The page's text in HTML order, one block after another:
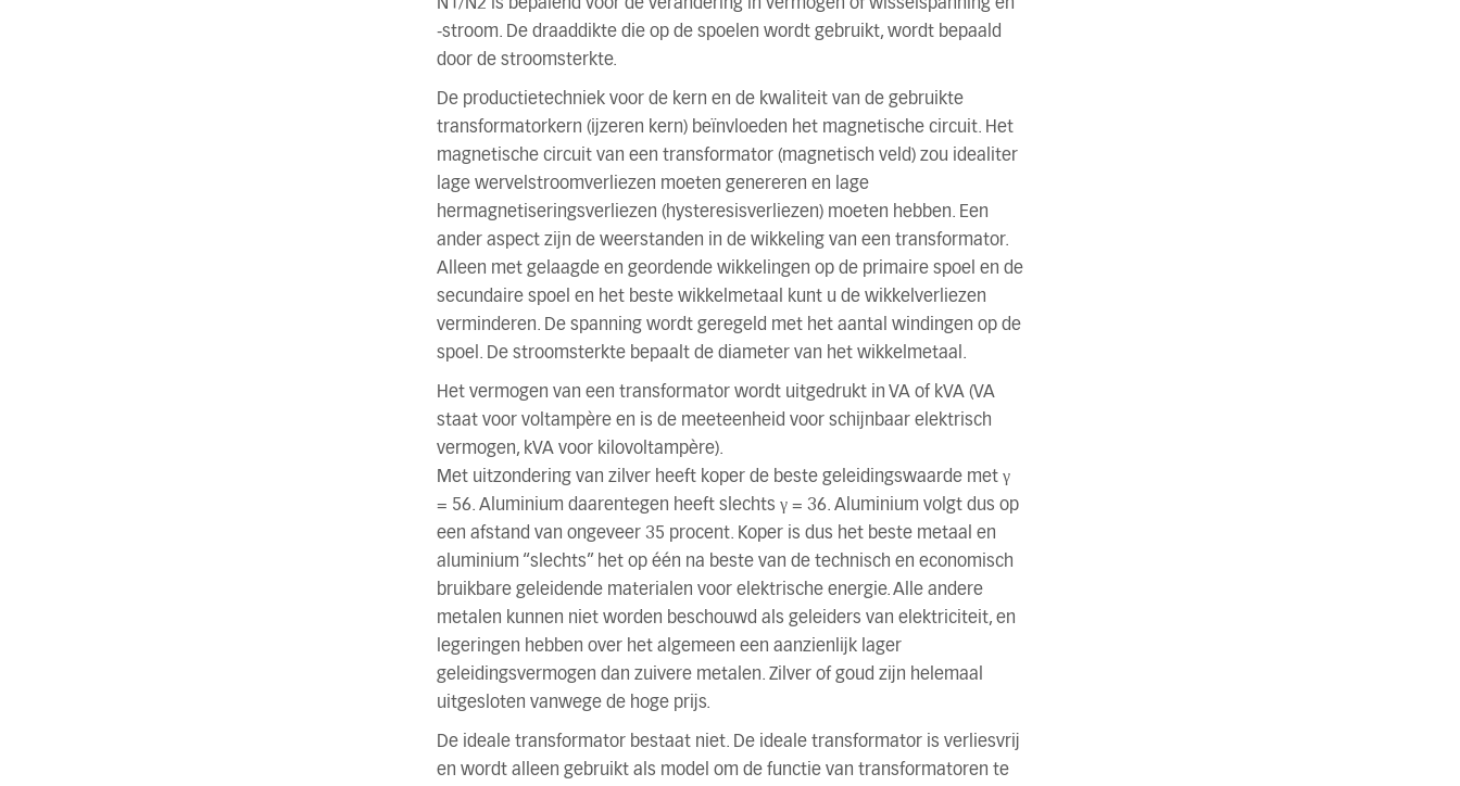
-stroom. De draaddikte die op de spoelen wordt gebruikt, wordt bepaald
door de stroomsterkte.
De productietechniek voor de kern en de kwaliteit van de gebruikte
transformatorkern (ijzeren kern) beïnvloeden het magnetische circuit. Het
magnetische circuit van een transformator (magnetisch veld) zou idealiter
lage wervelstroomverliezen moeten genereren en lage
hermagnetiseringsverliezen (hysteresisverliezen) moeten hebben. Een
ander aspect zijn de weerstanden in de wikkeling van een transformator.
Alleen met gelaagde en geordende wikkelingen op de primaire spoel en de
secundaire spoel en het beste wikkelmetaal kunt u de wikkelverliezen
verminderen. De spanning wordt geregeld met het aantal windingen op de
spoel. De stroomsterkte bepaalt de diameter van het wikkelmetaal.
Het vermogen van een transformator wordt uitgedrukt in VA of kVA (VA
staat voor voltampère en is de meeteenheid voor schijnbaar elektrisch
vermogen, kVA voor kilovoltampère).
Met uitzondering van zilver heeft koper de beste geleidingswaarde met γ
= 56. Aluminium daarentegen heeft slechts γ = 36. Aluminium volgt dus op
een afstand van ongeveer 35 procent. Koper is dus het beste metaal en
aluminium “slechts” het op één na beste van de technisch en economisch
bruikbare geleidende materialen voor elektrische energie. Alle andere
metalen kunnen niet worden beschouwd als geleiders van elektriciteit, en
legeringen hebben over het algemeen een aanzienlijk lager
geleidingsvermogen dan zuivere metalen. Zilver of goud zijn helemaal
uitgesloten vanwege de hoge prijs.
De ideale transformator bestaat niet. De ideale transformator is verliesvrij
en wordt alleen gebruikt als model om de functie van transformatoren te